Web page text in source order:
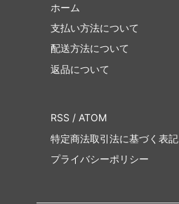
ホーム
支払い方法について
配送方法について
返品について
RSS / ATOM
特定商法取引法に基づく表記
プライバシーポリシー